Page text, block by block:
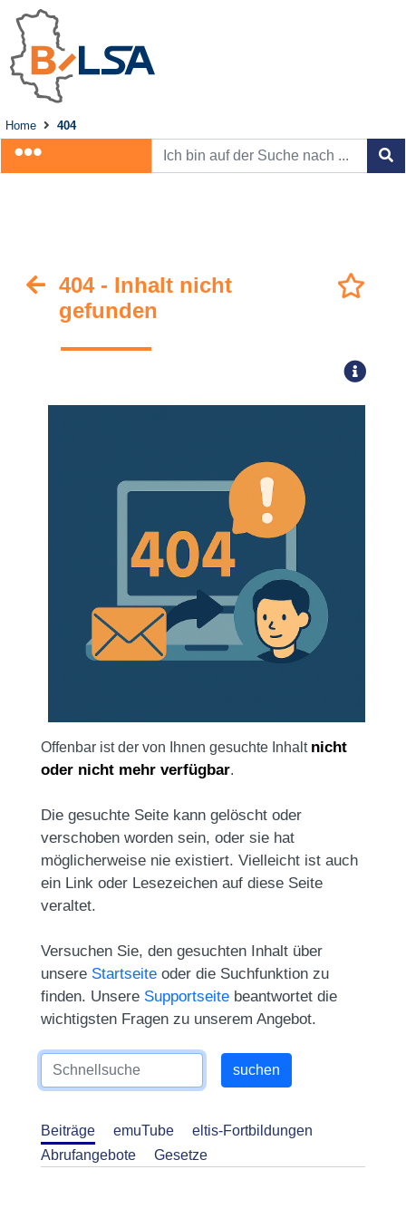
Home 404
404 - Inhalt nicht
gefunden
Offenbar ist der von Ihnen gesuchte Inhalt nicht
oder nicht mehr verfügbar.
Die gesuchte Seite kann gelöscht oder
verschoben worden sein, oder sie hat
möglicherweise nie existiert. Vielleicht ist auch
ein Link oder Lesezeichen auf diese Seite
veraltet.
Versuchen Sie, den gesuchten Inhalt über
unsere Startseite oder die Suchfunktion zu
finden. Unsere Supportseite beantwortet die
wichtigsten Fragen zu unserem Angebot.
Beiträge emuTube
eltis-Fortbildungen
Abrufangebote
Gesetze